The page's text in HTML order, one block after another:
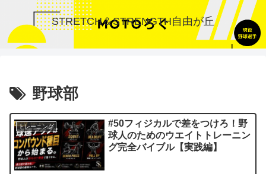
STRETCH＆STRENGTH自由が丘
野球部
トレーニング
#50フィジカルで差をつけろ！野
球人のためのウエイトトレーニン
グ完全バイブル【実践編】